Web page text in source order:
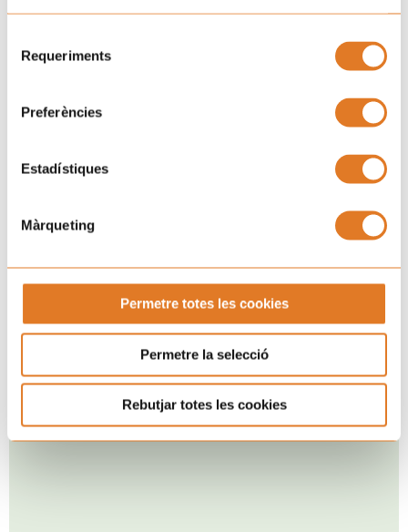
Requeriments
Preferències
Estadístiques
Màrqueting
Permetre totes les cookies
Permetre la selecció
Rebutjar totes les cookies
Uneix-te a la família d'Afanoc